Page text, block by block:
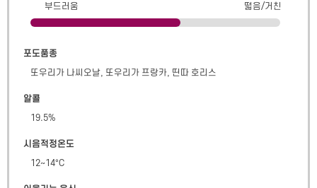
부드러움 떫음/거친
포도품종
또우리가 나씨오날, 또우리가 프랑카, 띤따 호리스
알콜
19.5%
시음적정온도
12~14°C